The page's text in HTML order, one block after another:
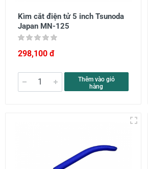
Kìm cắt điện tử 5 inch Tsunoda
Japan MN-125
298,100 đ
Thêm vào giỏ
hàng